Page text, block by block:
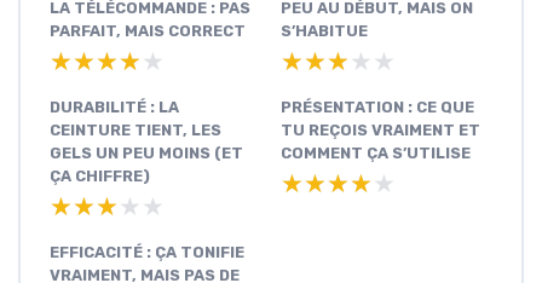
LA TÉLÉCOMMANDE : PAS
PARFAIT, MAIS CORRECT
★★★★★
★★★★★
PEU AU DÉBUT, MAIS ON
S’HABITUE
★★★★★
★★★★★
DURABILITÉ : LA
CEINTURE TIENT, LES
GELS UN PEU MOINS (ET
ÇA CHIFFRE)
★★★★★
★★★★★
PRÉSENTATION : CE QUE
TU REÇOIS VRAIMENT ET
COMMENT ÇA S’UTILISE
★★★★★
★★★★★
EFFICACITÉ : ÇA TONIFIE
VRAIMENT, MAIS PAS DE